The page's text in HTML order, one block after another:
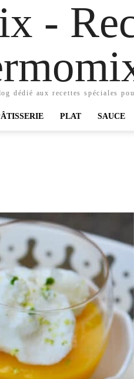
-
dédié aux recettes spéciales
PLAT SAUCE